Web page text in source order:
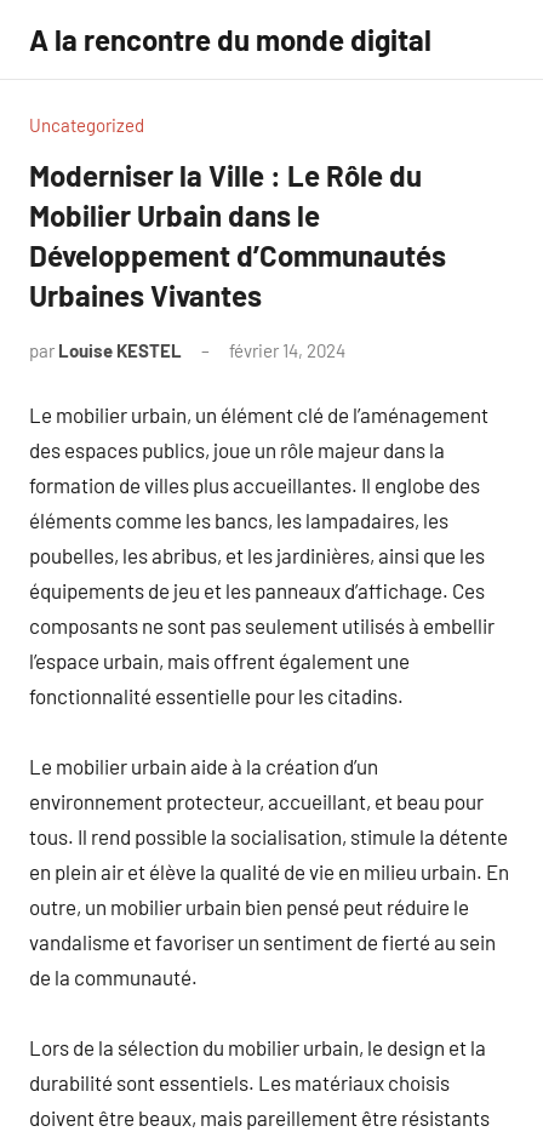
contenu
A la rencontre du monde digital
Uncategorized
Moderniser la Ville : Le Rôle du
Mobilier Urbain dans le
Développement d’Communautés
Urbaines Vivantes
par Louise KESTEL février 14, 2024
Le mobilier urbain, un élément clé de l’aménagement
des espaces publics, joue un rôle majeur dans la
formation de villes plus accueillantes. Il englobe des
éléments comme les bancs, les lampadaires, les
poubelles, les abribus, et les jardinières, ainsi que les
équipements de jeu et les panneaux d’affichage. Ces
composants ne sont pas seulement utilisés à embellir
l’espace urbain, mais offrent également une
fonctionnalité essentielle pour les citadins.
Le mobilier urbain aide à la création d’un
environnement protecteur, accueillant, et beau pour
tous. Il rend possible la socialisation, stimule la détente
en plein air et élève la qualité de vie en milieu urbain. En
outre, un mobilier urbain bien pensé peut réduire le
vandalisme et favoriser un sentiment de fierté au sein
de la communauté.
Lors de la sélection du mobilier urbain, le design et la
durabilité sont essentiels. Les matériaux choisis
doivent être beaux, mais pareillement être résistants